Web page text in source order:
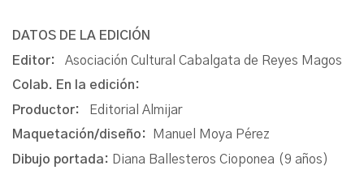
DATOS DE LA EDICIÓN
Editor: Asociación Cultural Cabalgata de Reyes Magos
Colab. En la edición:
Productor:
Editorial Almijar
Maquetación/diseño:
Manuel Moya Pérez
Dibujo portada: Diana Ballesteros Cioponea (9 años)